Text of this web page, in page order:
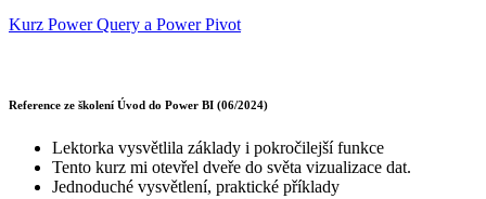
Kurz Power Query a Power Pivot
Reference ze školení Úvod do Power BI (06/2024)
Lektorka vysvětlila základy i pokročilejší funkce
Tento kurz mi otevřel dveře do světa vizualizace dat.
Jednoduché vysvětlení, praktické příklady